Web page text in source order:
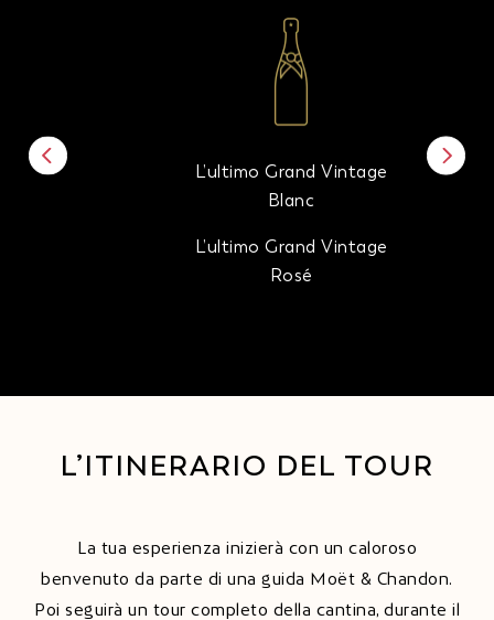
L’ultimo Grand Vintage
Blanc
L’ultimo Grand Vintage
Rosé
L’ITINERARIO DEL TOUR
La tua esperienza inizierà con un caloroso
benvenuto da parte di una guida Moët & Chandon.
Poi seguirà un tour completo della cantina, durante il